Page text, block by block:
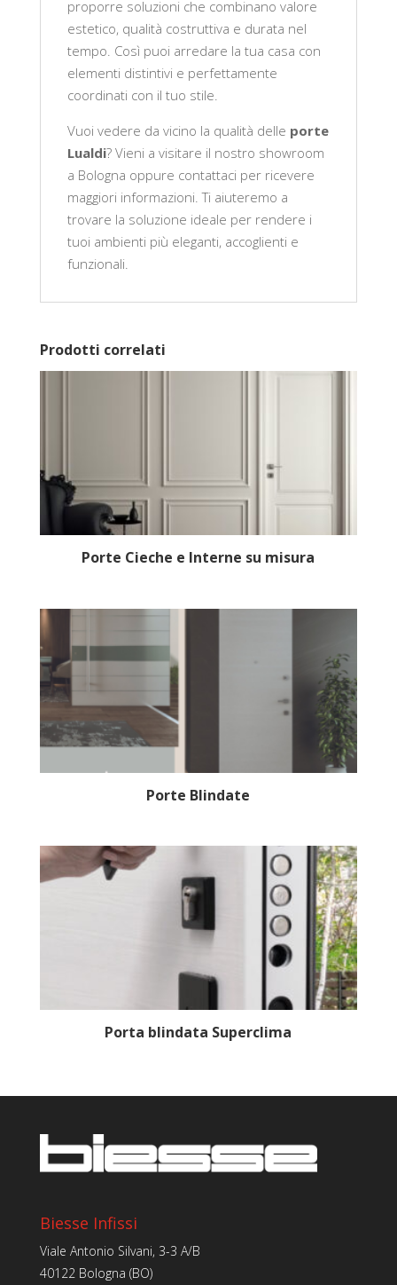
proporre soluzioni che combinano valore
estetico, qualità costruttiva e durata nel
tempo. Così puoi arredare la tua casa con
elementi distintivi e perfettamente
coordinati con il tuo stile.
Vuoi vedere da vicino la qualità delle porte
Lualdi? Vieni a visitare il nostro showroom
a Bologna oppure contattaci per ricevere
maggiori informazioni. Ti aiuteremo a
trovare la soluzione ideale per rendere i
tuoi ambienti più eleganti, accoglienti e
funzionali.
Prodotti correlati
Porte Cieche e Interne su misura
Porte Blindate
Porta blindata Superclima
Biesse Infissi
Viale Antonio Silvani, 3-3 A/B
40122 Bologna (BO)